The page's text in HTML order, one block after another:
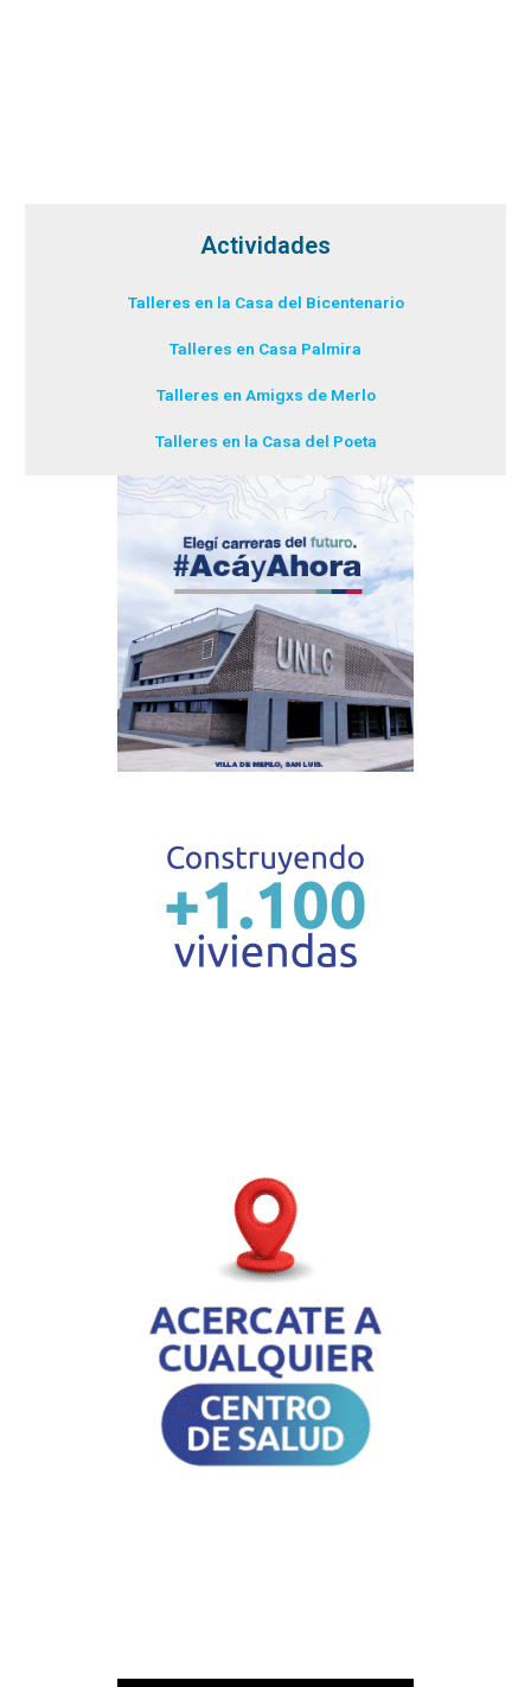
Actividades
Talleres en la Casa del Bicentenario
Talleres en Casa Palmira
Talleres en Amigxs de Merlo
Talleres en la Casa del Poeta